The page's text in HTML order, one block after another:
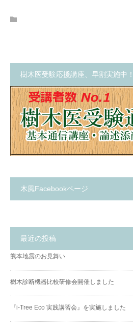
樹木医受験応援講座、早割実施中！
木風Facebookページ
最近の投稿
熊本地震のお見舞い
樹木診断機器比較研修会開催しました
『i-Tree Eco 実践講習会』を実施しました